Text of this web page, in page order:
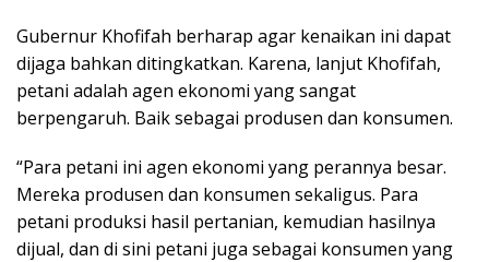
Gubernur Khofifah berharap agar kenaikan ini dapat
dijaga bahkan ditingkatkan. Karena, lanjut Khofifah,
petani adalah agen ekonomi yang sangat
berpengaruh. Baik sebagai produsen dan konsumen.
“Para petani ini agen ekonomi yang perannya besar.
Mereka produsen dan konsumen sekaligus. Para
petani produksi hasil pertanian, kemudian hasilnya
dijual, dan di sini petani juga sebagai konsumen yang